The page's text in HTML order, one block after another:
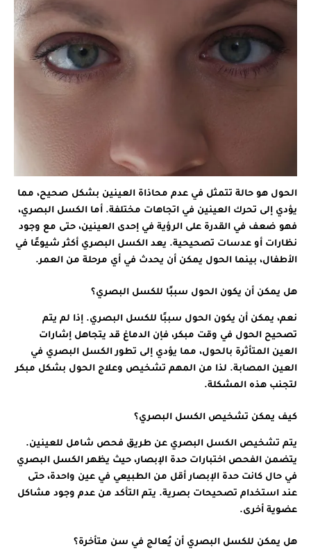
الحول هو حالة تتمثل في عدم محاذاة العينين بشكل صحيح، مما
يؤدي إلى تحرك العينين في اتجاهات مختلفة. أما الكسل البصري،
فهو ضعف في القدرة على الرؤية في إحدى العينين، حتى مع وجود
نظارات أو عدسات تصحيحية. يعد الكسل البصري أكثر شيوعًا في
الأطفال، بينما الحول يمكن أن يحدث في أي مرحلة من العمر.
هل يمكن أن يكون الحول سببًا للكسل البصري؟
نعم، يمكن أن يكون الحول سببًا للكسل البصري. إذا لم يتم
تصحيح الحول في وقت مبكر، فإن الدماغ قد يتجاهل إشارات
العين المتأثرة بالحول، مما يؤدي إلى تطور الكسل البصري في
العين المصابة. لذا من المهم تشخيص وعلاج الحول بشكل مبكر
لتجنب هذه المشكلة.
كيف يمكن تشخيص الكسل البصري؟
يتم تشخيص الكسل البصري عن طريق فحص شامل للعينين.
يتضمن الفحص اختبارات حدة الإبصار، حيث يظهر الكسل البصري
في حال كانت حدة الإبصار أقل من الطبيعي في عين واحدة، حتى
عند استخدام تصحيحات بصرية. يتم التأكد من عدم وجود مشاكل
عضوية أخرى.
هل يمكن للكسل البصري أن يُعالج في سن متأخرة؟